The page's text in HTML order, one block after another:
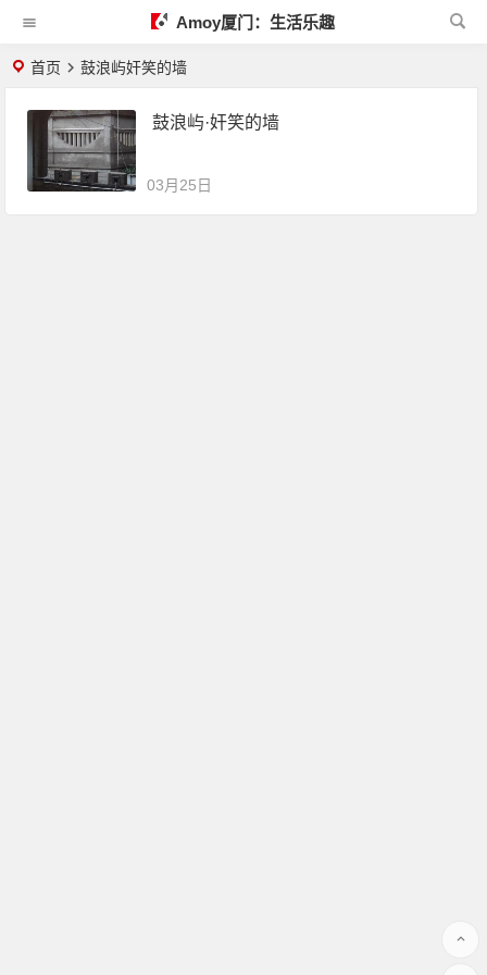
Amoy厦门：生活乐趣
首页 鼓浪屿奸笑的墙
鼓浪屿·奸笑的墙
03月25日